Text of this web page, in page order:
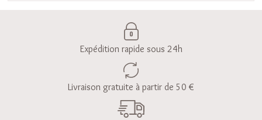
Expédition rapide sous 24h
Livraison gratuite à partir de 50 €